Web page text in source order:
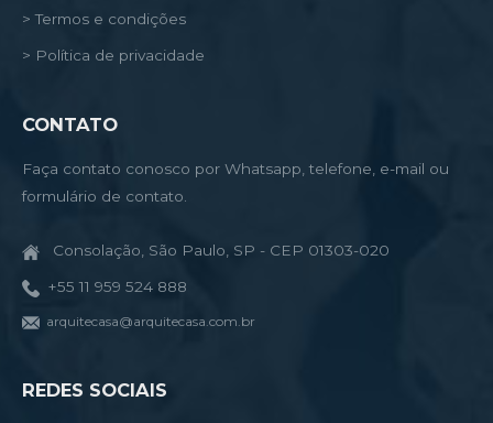
> Termos e condições
> Política de privacidade
CONTATO
Faça contato conosco por Whatsapp, telefone, e-mail ou
formulário de contato.
Consolação, São Paulo, SP - CEP 01303-020
+55 11 959 524 888
arquitecasa@arquitecasa.com.br
REDES SOCIAIS